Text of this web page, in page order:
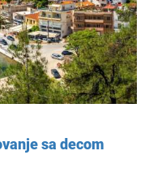
sa decom